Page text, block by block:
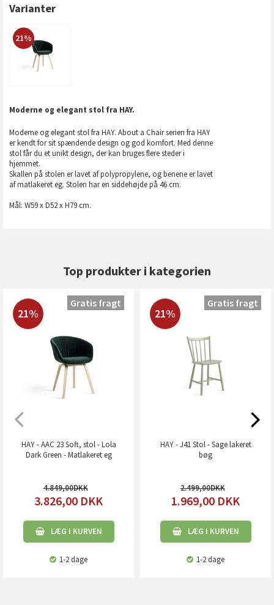
Varianter
21%
Moderne og elegant stol fra HAY.
Moderne og elegant stol fra HAY. About a Chair serien fra HAY
er kendt for sit spændende design og god komfort. Med denne
stol får du et unikt design, der kan bruges flere steder i
hjemmet.
Skallen på stolen er lavet af polypropylene, og benene er lavet
af matlakeret eg. Stolen har en siddehøjde på 46 cm.
Mål: W59 x D52 x H79 cm.
Top produkter i kategorien
21%
HAY - AAC 23 Soft, stol - Lola
Dark Green - Matlakeret eg
4.849,00
3.826,00 DKK
LÆG I KURVEN
1-2 dage
Gratis fragt
21%
HAY - J41 Stol - Sage lakeret
bøg
2.499,00
1.969,00 DKK
LÆG I KURVEN
1-2 dage
Gratis fragt